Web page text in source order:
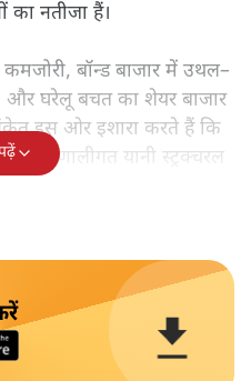
नतीजा हैं।
बॉन्ड बाजार में उथल–
और घरेलू बचत का शेयर बाजार
इस ओर इशारा करते हैं कि
प्रणालीगत यानी स्ट्रक्चरल